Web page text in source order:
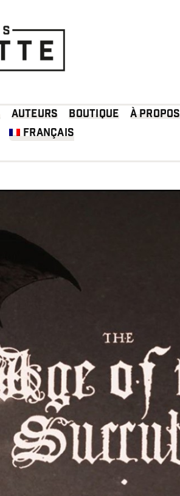
Auteurs Boutique À propos
Français